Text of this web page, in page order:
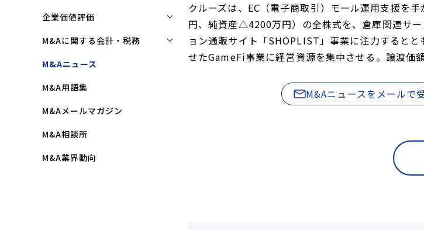
M&Aで買い手はここを見る
企業買収を成功させるポイント
買収監査(デューディリジェン
ス)とは
クロージングと引継ぎ
企業買収の流れと手順
株式譲渡
第三者割当増資
資本業務提携
企業価値評価
企業価値評価(バリュエーショ
企業評価と売買価格の違い
中小企業M&Aにおける企業価値
ン)の算定方法
純資産法(コストアプローチ)
M&Aに関する会計・税務
株式譲渡にかかる税金(個人・
事業譲渡にかかる税金(個人・
法人)
M&Aにおける節税(役職退職金
スキーム)
赤字・債務超過会社の買収制限
M&Aニュース
M&A用語集
M&Aメールマガジン
M&A相談所
M&A業界動向
クルーズは、EC（電子商取引）モール運用支援を
円、純資産△4200万円）の全株式を、倉庫関連サ
ョン通販サイト「SHOPLIST」事業に注力すると
せたGameFi事業に経営資源を集中させる。譲渡価
M&Aニュースをメールで